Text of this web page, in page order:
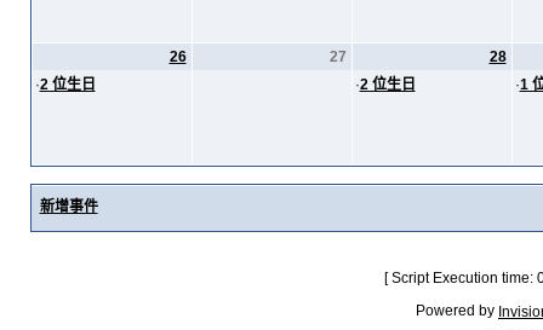
26
·2 位生日
27
28
·2 位生日 ·1
新增事件
[ Script Execution
Powered by